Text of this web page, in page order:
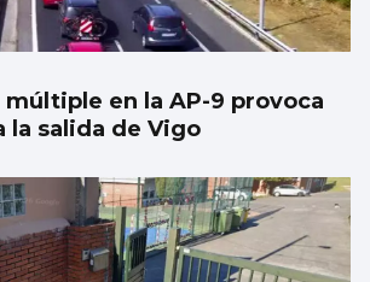
en la AP-9 provoca
la salida de Vigo